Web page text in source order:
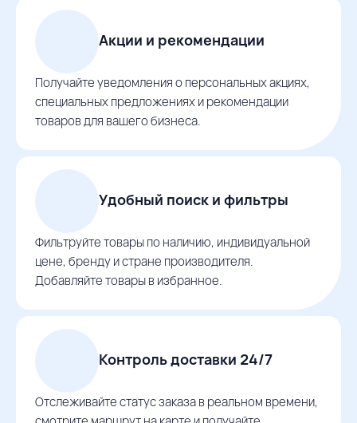
Акции и рекомендации
Получайте уведомления о персональных акциях,
специальных предложениях и рекомендации
товаров для вашего бизнеса.
Удобный поиск и фильтры
Фильтруйте товары по наличию, индивидуальной
цене, бренду и стране производителя.
Добавляйте товары в избранное.
Контроль доставки 24/7
Отслеживайте статус заказа в реальном времени,